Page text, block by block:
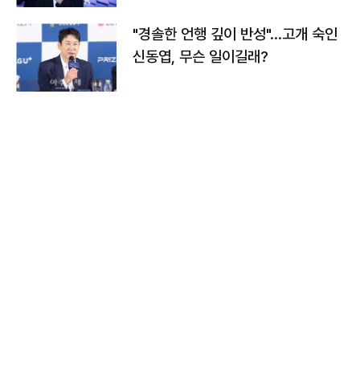
"경솔한 언행 깊이 반성"…고개 숙인
신동엽, 무슨 일이길래?